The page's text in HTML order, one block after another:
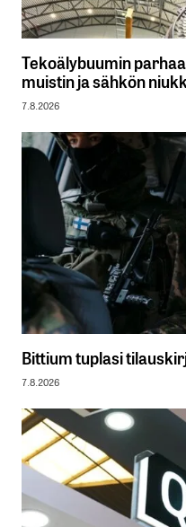
Tekoälybuumin
muistin ja sähkön
7.8.2026
Bittium tuplasi
7.8.2026